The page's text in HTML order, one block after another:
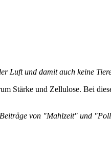
Luft und damit auch keine
Stärke und Zellulose. Bei
von "Mahlzeit" und